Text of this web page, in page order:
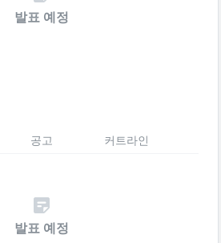
발표 예정
공고 커트라인
발표 예정